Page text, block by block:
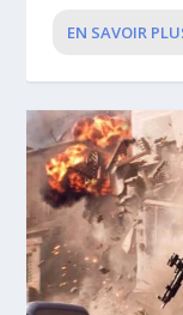
EN SAVOIR